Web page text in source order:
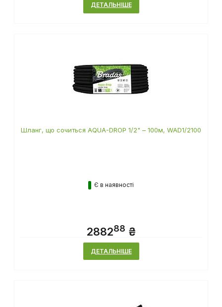
ДЕТАЛЬНІШЕ
Шланг, що сочиться AQUA-DROP 1/2" – 100м, WAD1/2100
Є в наявності
288288 ₴
ДЕТАЛЬНІШЕ